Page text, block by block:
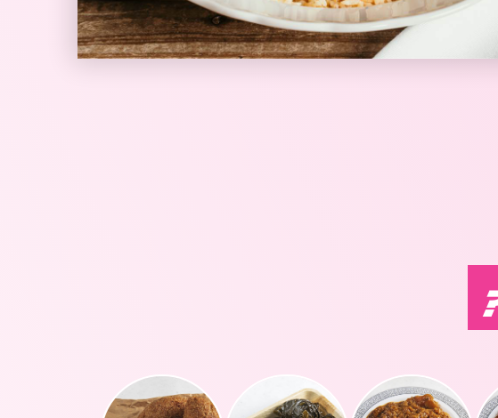
דוכן בוכרי וטריפולטאי
דוכן אמפנדס